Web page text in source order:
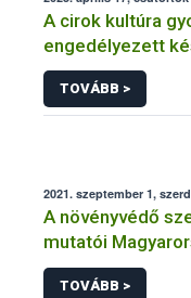
A cirok kultúra
engedélyezett
TOVÁBB >
2021. szeptember 1,
A növényvédő
mutatói
TOVÁBB >